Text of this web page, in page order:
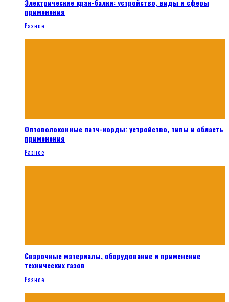
применения
Разное
Оптоволоконные патч-корды: устройство, типы и область
применения
Разное
Сварочные материалы, оборудование и применение
технических газов
Разное